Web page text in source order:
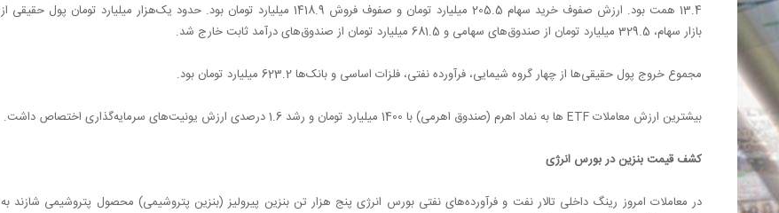
13.4 همت بود. ارزش صفوف خرید سهام 205.5 میلیارد تومان و صفوف فروش 1418.9 میلیارد تومان بود. حدود یک‌هزار میلیارد تومان پول حقیقی از
بازار سهام، 329.5 میلیارد تومان از صندوق‌های سهامی و 681.5 میلیارد تومان از صندوق‌های درآمد ثابت خارج شد.
مجموع خروج پول حقیقی‌ها از چهار گروه شیمایی، فرآورده نفتی، فلزات اساسی و بانک‌ها 623.2 میلیارد تومان بود.
بیشترین ارزش معاملاتETF ها به نماد اهرم (صندوق اهرمی) با 1400 میلیارد تومان و رشد 1.6 درصدی ارزش یونیت‌های سرمایه‌گذاری اختصاص داشت.
کشف قیمت بنزین در بورس انرژی
در معاملات امروز رینگ داخلی تالار نفت و فرآورده‌های نفتی بورس انرژی پنج هزار تن بنزین پیرولیز (بنزین پتروشیمی) محصول پتروشیمی شازند به